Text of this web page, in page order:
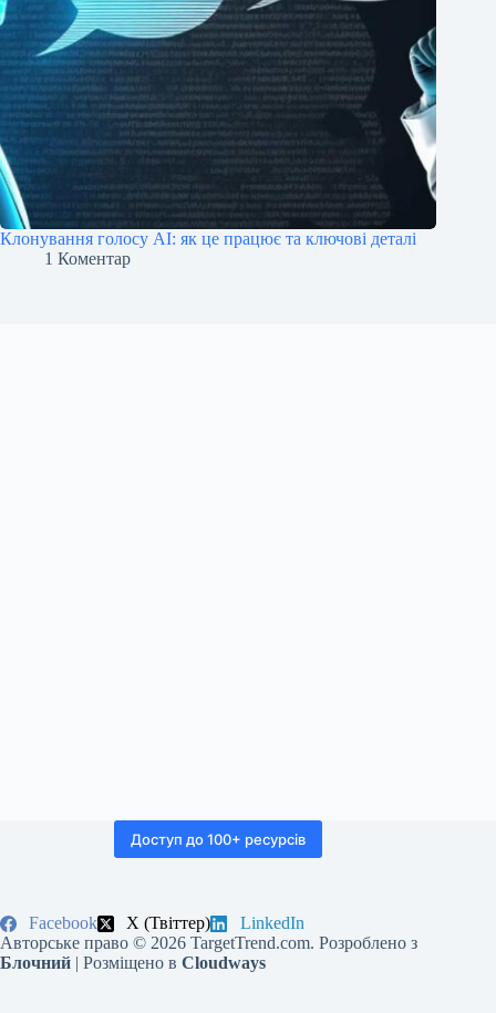
Клонування голосу AI: як це працює та ключові деталі
1 Коментар
Доступ до 100+ ресурсів
Facebook X (Твіттер)
LinkedIn
Авторське право © 2026 TargetTrend.com. Розроблено з
Блочний | Розміщено в Cloudways